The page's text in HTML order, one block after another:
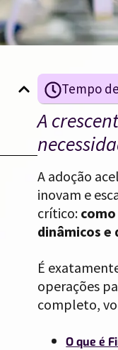
A
A adoção
inovam e
crítico:
dinâmicos e
É
operações
completo,
O que é